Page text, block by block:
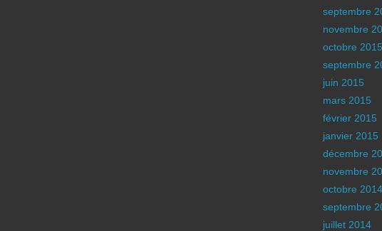
septembre
novembre
octobre 2015
septembre
juin 2015
mars 2015
février 2015
janvier 2015
décembre
novembre
octobre 2014
septembre
juillet 2014